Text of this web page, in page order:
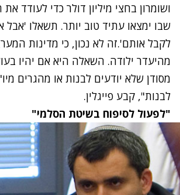
ושומרון בחצי מיליון דולר כדי לעודד
שבו ימצאו עתיד טוב יותר. תשאלו
לקבל אותם'.זה לא נכון, כי מדינות
מהיעדר ילודה. השאלה היא אם יהיו
מסודן שלא יודעים לבנות או מהגרים
לבנות", קבע פייגלין.
"לפעול לסיפוח בשיטת הסלמי"